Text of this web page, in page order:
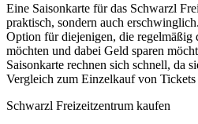
Eine Saisonkarte für das Schwarzl
praktisch, sondern auch
Option für diejenigen, die regelmäßig
möchten und dabei Geld sparen
Saisonkarte rechnen sich schnell, da
Vergleich zum Einzelkauf von
Schwarzl Freizeitzentrum kaufen